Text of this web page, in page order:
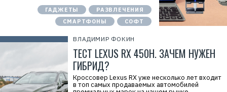
ГАДЖЕТЫ
РАЗВЛЕЧЕНИЯ
СМАРТФОНЫ
СОФТ
ВЛАДИМИР ФОКИН
ТЕСТ LEXUS RX 450H. ЗАЧЕМ НУЖЕН
ГИБРИД?
Кроссовер Lexus RX уже несколько лет входит
в топ самых продаваемых автомобилей